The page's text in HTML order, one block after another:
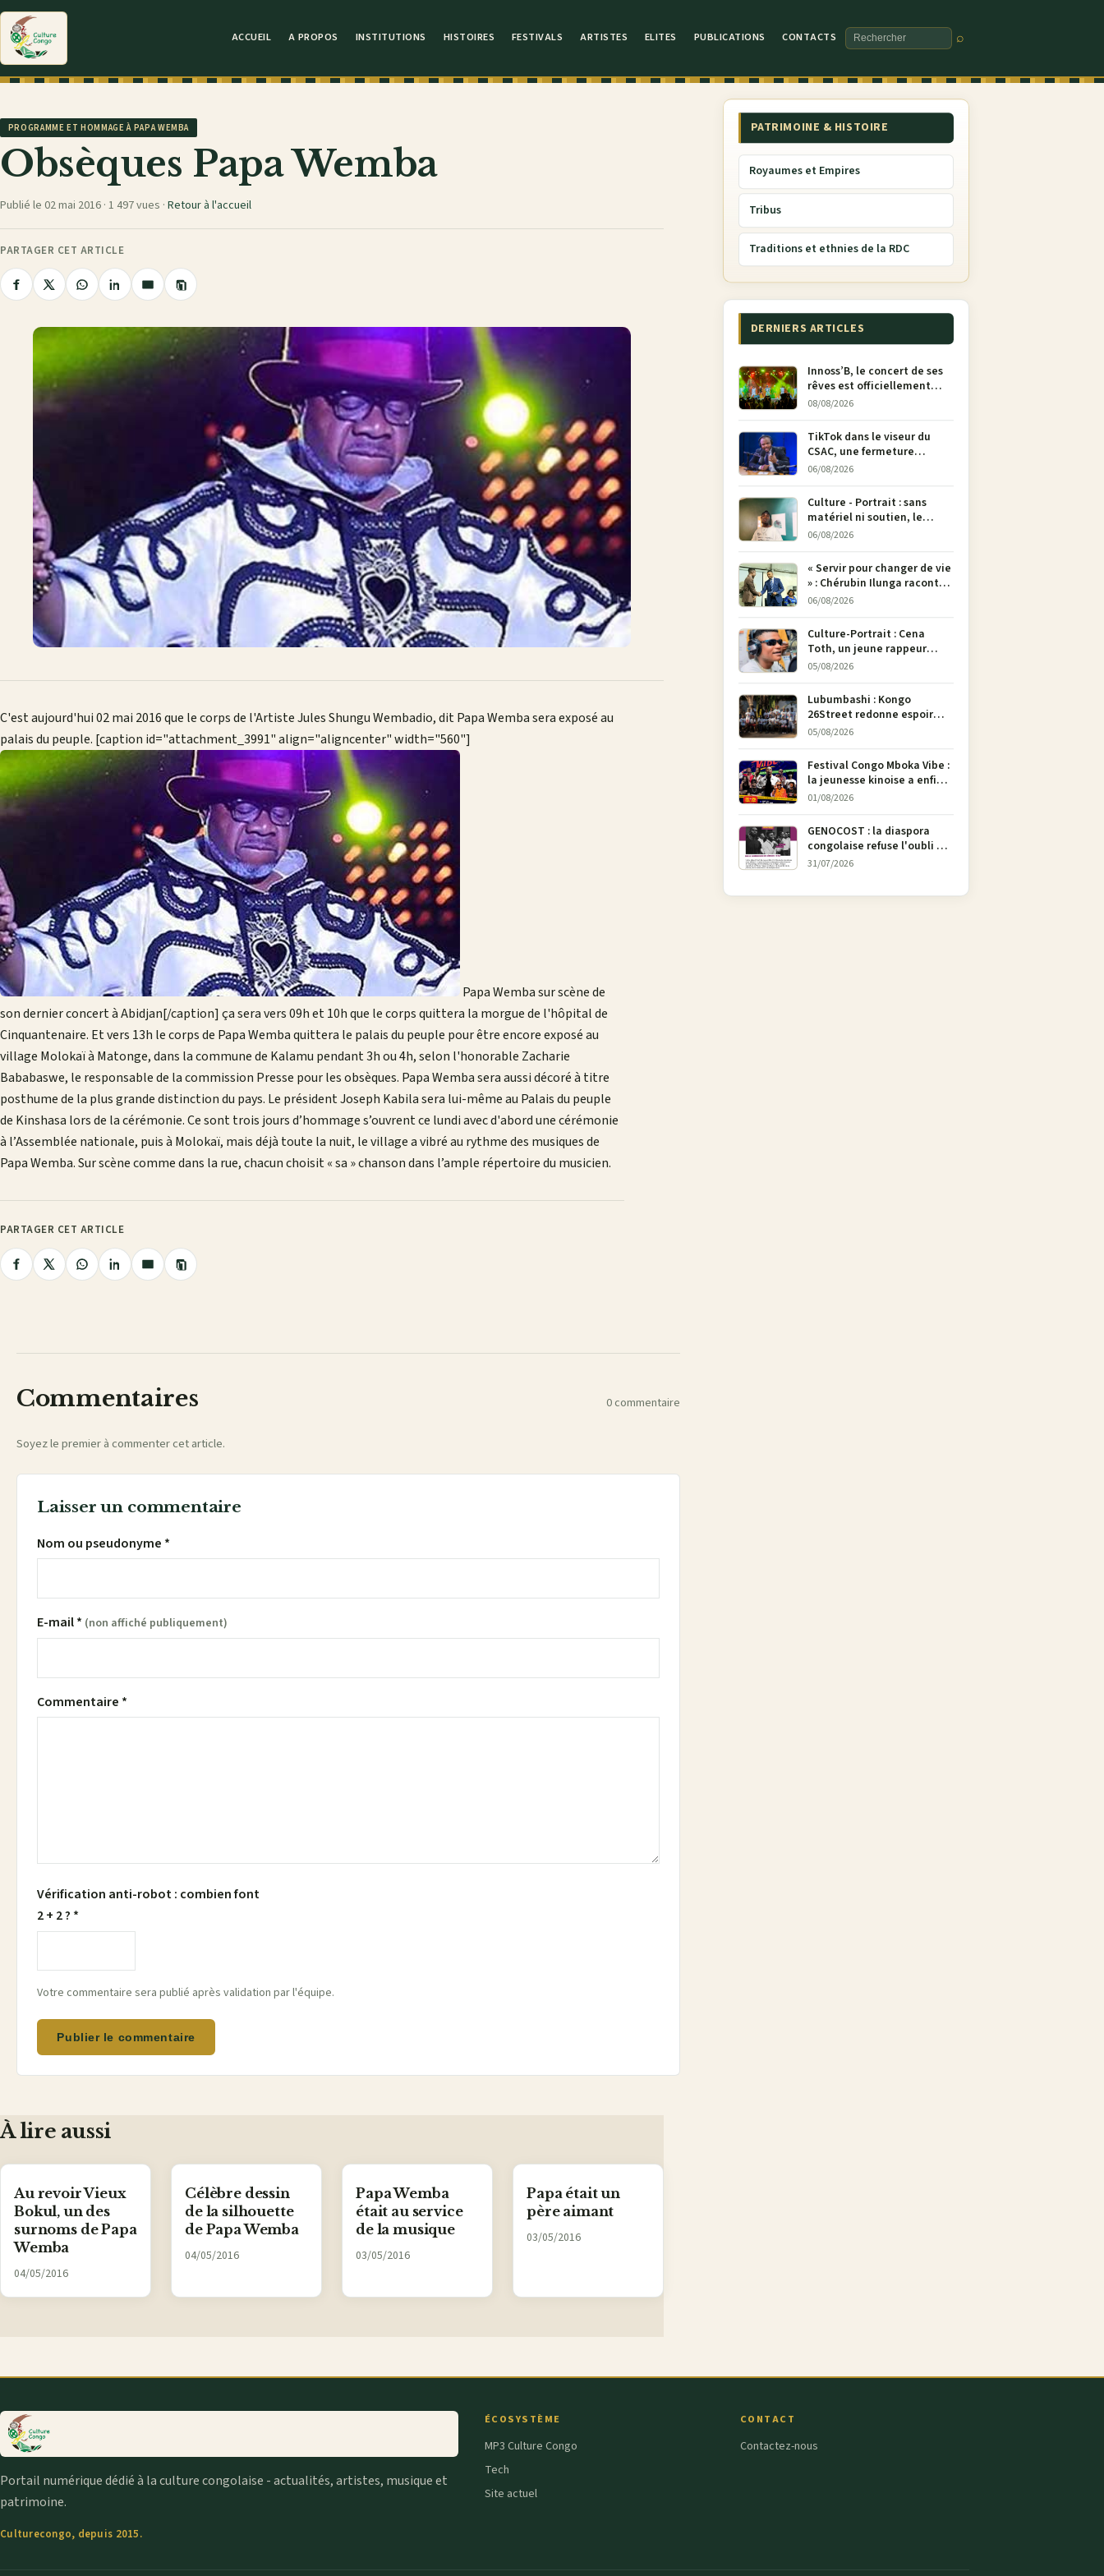
ACCUEIL A PROPOS INSTITUTIONS HISTOIRES FESTIVALS ARTISTES ELITES PUBLICATIONS CONTACTS
Rechercher
⌕
PROGRAMME ET HOMMAGE À PAPA WEMBA
Obsèques Papa Wemba
Publié le 02 mai 2016 · 1 497 vues · Retour à l'accueil
PARTAGER CET ARTICLE
Partager
Facebook
Partager
X
Partager
WhatsApp
Partager
LinkedIn
Partager
e-
mail
Copier
le
C'est aujourd'hui 02 mai 2016 que le corps de l'Artiste Jules Shungu Wembadio, dit Papa Wemba sera exposé au
palais du peuple. [caption id="attachment_3991" align="aligncenter" width="560"]
Papa Wemba sur scène de
son dernier concert à Abidjan[/caption] ça sera vers 09h et 10h que le corps quittera la morgue de l'hôpital de
Cinquantenaire. Et vers 13h le corps de Papa Wemba quittera le palais du peuple pour être encore exposé au
village Molokaï à Matonge, dans la commune de Kalamu pendant 3h ou 4h, selon l'honorable Zacharie
Bababaswe, le responsable de la commission Presse pour les obsèques. Papa Wemba sera aussi décoré à titre
posthume de la plus grande distinction du pays. Le président Joseph Kabila sera lui-même au Palais du peuple
de Kinshasa lors de la cérémonie. Ce sont trois jours d’hommage s’ouvrent ce lundi avec d'abord une cérémonie
à l’Assemblée nationale, puis à Molokaï, mais déjà toute la nuit, le village a vibré au rythme des musiques de
Papa Wemba. Sur scène comme dans la rue, chacun choisit « sa » chanson dans l’ample répertoire du musicien.
PARTAGER CET ARTICLE
PartagerPartagerPartagerPartagerPartager
Copier
le
Commentaires 0 commentaire
Soyez le premier à commenter cet article.
Laisser un commentaire
Nom ou pseudonyme *
E-mail * (non affiché publiquement)
Commentaire *
Vérification anti-robot : combien font
2 + 2 ? *
Votre commentaire sera publié après validation par l'équipe.
Publier le commentaire
À lire aussi
Au revoir Vieux
Bokul, un des
surnoms de Papa
Wemba
04/05/2016
Célèbre dessin
de la silhouette
de Papa Wemba
04/05/2016
Papa Wemba
était au service
de la musique
03/05/2016
Papa était un
père aimant
03/05/2016
PATRIMOINE & HISTOIRE
Royaumes et Empires
Tribus
Traditions et ethnies de la RDC
DERNIERS ARTICLES
Innoss’B, le concert de ses
rêves est officiellement
annulé !
08/08/2026
TikTok dans le viseur du
CSAC, une fermeture
envisagée pour contrer la
06/08/2026
Culture - Portrait : sans
matériel ni soutien, le
dessinateur Justin
son crayon
06/08/2026
« Servir pour changer de vie
» : Chérubin Ilunga raconte
le parcours du député
Tshimbu en 137 pages
06/08/2026
Culture-Portrait : Cena
Toth, un jeune rappeur
déterminé à faire entendre
05/08/2026
Lubumbashi : Kongo
26Street redonne espoir
aux enfants de la rue par
05/08/2026
Festival Congo Mboka Vibe :
la jeunesse kinoise a enfin
sa plateforme de culture
01/08/2026
GENOCOST : la diaspora
congolaise refuse l'oubli et
lance une campagne pour
31/07/2026
Portail numérique dédié à la culture congolaise - actualités, artistes, musique et
patrimoine.
Culturecongo, depuis 2015.
ÉCOSYSTÈME
MP3 Culture Congo
Tech
Site actuel
CONTACT
Contactez-nous